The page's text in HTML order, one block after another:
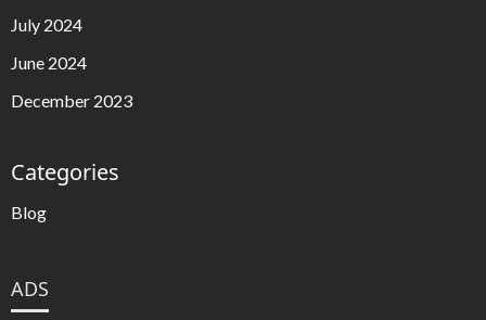
July 2024
June 2024
December 2023
Categories
Blog
ADS